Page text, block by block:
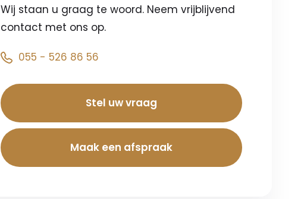
Wij staan u graag te woord. Neem vrijblijvend
contact met ons op.
055 - 526 86 56
Stel uw vraag
Maak een afspraak